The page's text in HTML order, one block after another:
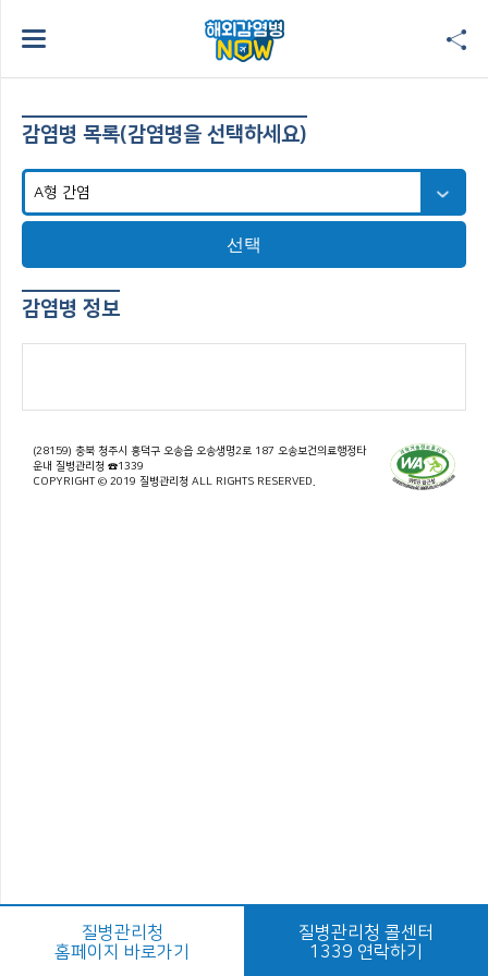
감염병 목록(감염병을 선택하세요)
선택
감염병 정보
(28159) 충북 청주시 흥덕구 오송읍 오송생명2로 187 오송보건의료행정타
운내 질병관리청 ☎1339
COPYRIGHT © 2019 질병관리청 ALL RIGHTS RESERVED.
질병관리청
홈페이지 바로가기
질병관리청 콜센터
1339 연락하기